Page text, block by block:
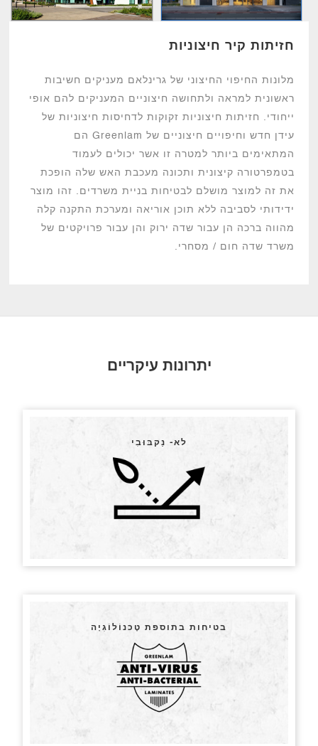
חזיתות קיר חיצוניות
מלונות החיפוי החיצוני של גרינלאם מעניקים חשיבות
ראשונית למראה ולתחושה חיצוניים המעניקים להם אופי
ייחודי. חזיתות חיצוניות זקוקות לדחיסות חיצוניות של
עידן חדש וחיפויים חיצוניים של Greenlam הם
המתאימים ביותר למטרה זו אשר יכולים לעמוד
בטמפרטורה קיצונית ותכונה מעכבת האש שלה הופכת
את זה למוצר מושלם לבטיחות בניית משרדים. זהו מוצר
ידידותי לסביבה ללא תוכן אוריאה ומערכת התקנה קלה
מהווה ברכה הן עבור שדה ירוק והן עבור פרויקטים של
משרד שדה חום / מסחרי.
יתרונות עיקריים
לא- נַקבּוּבִי
בטיחות בתוספת טֶכנוֹלוֹגִיָה